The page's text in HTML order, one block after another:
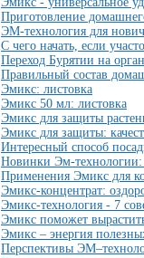
Приготовление
ЭМ-технология для
С чего начать, если
Переход Бурятии на
Правильный состав
Эмикс: листовка
Эмикс 50 мл: листовка
Эмикс для защиты
Эмикс для защиты:
Интересный способ
Новинки Эм-технологии:
Применения Эмикс для
Эмикс-концентрат:
Эмикс-технология - 7
Эмикс поможет
Эмикс – энергия
Перспективы